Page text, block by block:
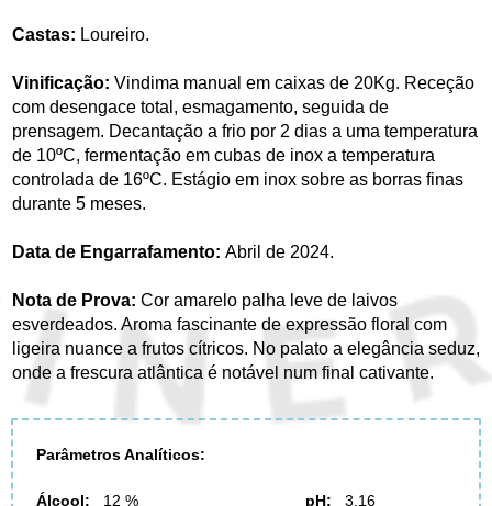
Castas: Loureiro.
Vinificação: Vindima manual em caixas de 20Kg. Receção
com desengace total, esmagamento, seguida de
prensagem. Decantação a frio por 2 dias a uma temperatura
de 10ºC, fermentação em cubas de inox a temperatura
controlada de 16ºC. Estágio em inox sobre as borras finas
durante 5 meses.
Data de Engarrafamento: Abril de 2024.
Nota de Prova: Cor amarelo palha leve de laivos
esverdeados. Aroma fascinante de expressão floral com
ligeira nuance a frutos cítricos. No palato a elegância seduz,
onde a frescura atlântica é notável num final cativante.
Parâmetros Analíticos:
Álcool: 12 % pH: 3,16